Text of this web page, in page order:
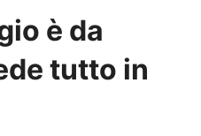
è da
tutto in